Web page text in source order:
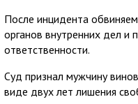
После инцидента
органов внутренних дел и
ответственности.
Суд признал мужчину
виде двух лет лишения